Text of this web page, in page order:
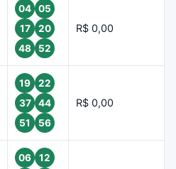
04
05
17
20
48
52
R$ 0,00
19
22
37
44
51
56
R$ 0,00
06
12